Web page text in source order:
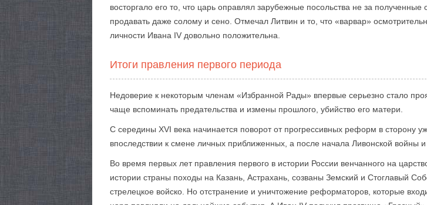
восторгало его то, что царь оправлял зарубежные посольства не за полученные
продавать даже солому и сено. Отмечал Литвин и то, что «варвар»
личности Ивана IV довольно положительна.
Итоги правления первого периода
Недоверие к некоторым членам «Избранной Рады» впервые серьезно стало
чаще вспоминать предательства и измены прошлого, убийство его матери.
С середины XVI века начинается поворот от прогрессивных реформ в сторону
впоследствии к смене личных приближенных, а после начала Ливонской войны
Во время первых лет правления первого в истории России венчанного на
истории страны походы на Казань, Астрахань, созваны Земский и Стоглавый
стрелецкое войско. Но отстранение и уничтожение реформаторов, которые